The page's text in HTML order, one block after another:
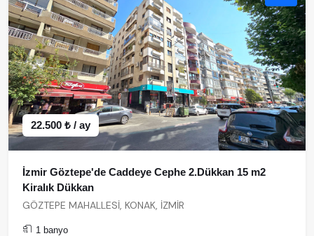
22.500 ₺ / ay
İzmir Göztepe'de Caddeye Cephe 2.Dükkan 15 m2
Kiralık Dükkan
GÖZTEPE MAHALLESİ, KONAK, İZMİR
1 banyo